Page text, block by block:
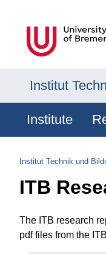
Institut
Institute
Institut Technik und
ITB
The ITB research
pdf files from the